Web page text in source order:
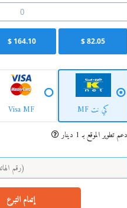
82.05
$
164.10
$
كي نت MF Visa MF
تطوير الموقع بـ 1 دينار
إتمام التبرع